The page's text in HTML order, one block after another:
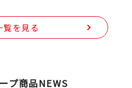
覧を見る
プ商品NEWS